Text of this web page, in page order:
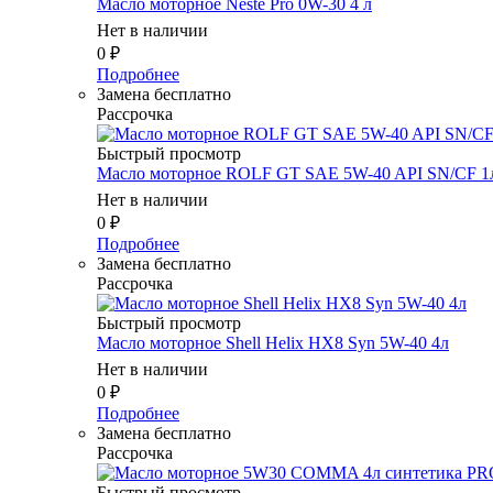
Нет в наличии
0 ₽
Подробнее
Замена бесплатно
Рассрочка
Быстрый просмотр
Масло мотоpное ROLF GT SAE 5W-40 API SN/CF
Нет в наличии
0 ₽
Подробнее
Замена бесплатно
Рассрочка
Быстрый просмотр
Масло мотоpное Shell Helix HX8 Syn 5W-40 4л
Нет в наличии
0 ₽
Подробнее
Замена бесплатно
Рассрочка